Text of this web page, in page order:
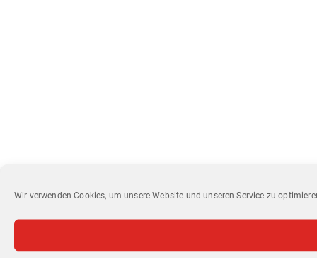
Wir verwenden Cookies, um unsere Website und unseren Service zu